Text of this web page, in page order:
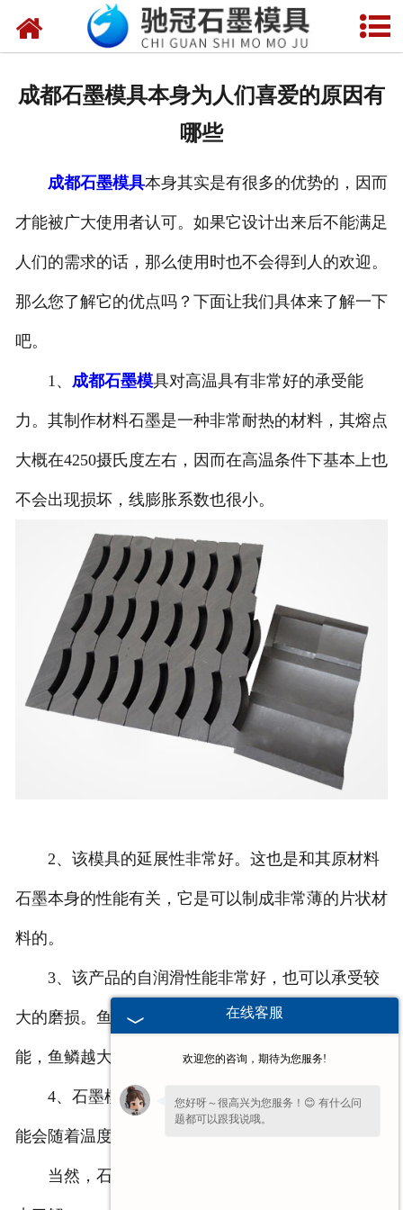
网站首页
联系我们
成都石墨模具本身为人们喜爱的原因有
哪些
成都石墨模具本身其实是有很多的优势的，因而
才能被广大使用者认可。如果它设计出来后不能满足
人们的需求的话，那么使用时也不会得到人的欢迎。
那么您了解它的优点吗？下面让我们具体来了解一下
吧。
1、 成都石墨模具对高温具有非常好的承受能
力。其制作材料石墨是一种非常耐热的材料，其熔点
大概在4250摄氏度左右，因而在高温条件下基本上也
不会出现损坏，线膨胀系数也很小。
2、该模具的延展性非常好。这也是和其原材料
石墨本身的性能有关，它是可以制成非常薄的片状材
料的。
3、该产品的自润滑性能非常好，也可以承受较
大的磨损。鱼鳞会在很大程度上影响模具本身的性
能，鱼鳞越大，其自润滑性能也就越小。
4、石墨模具本身的导电性能非常好，其传热性
能会随着温度的增加而逐渐减小。
当然，石墨模具的优点还有很多，下次让我们再
在线客服
欢迎您的咨询，期待为您服务!
您好呀～很高兴为您服务！😊 有什么问
题都可以跟我说哦。